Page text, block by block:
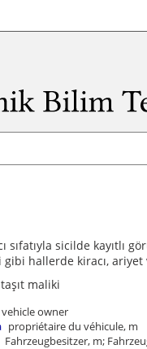
sıfatıyla sicilde
gibi hallerde kiracı,
taşıt maliki
vehicle owner
propriétaire du véhicule, m
Fahrzeugbesitzer, m;